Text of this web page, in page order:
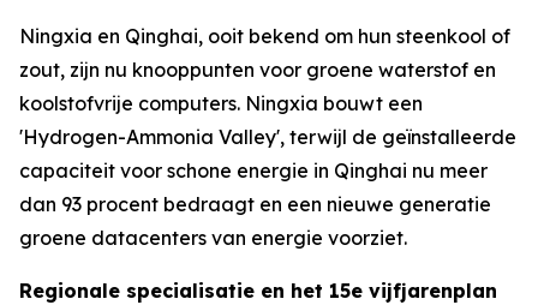
Ningxia en Qinghai, ooit bekend om hun steenkool of
zout, zijn nu knooppunten voor groene waterstof en
koolstofvrije computers. Ningxia bouwt een
'Hydrogen-Ammonia Valley', terwijl de geïnstalleerde
capaciteit voor schone energie in Qinghai nu meer
dan 93 procent bedraagt en een nieuwe generatie
groene datacenters van energie voorziet.
Regionale specialisatie en het 15e vijfjarenplan